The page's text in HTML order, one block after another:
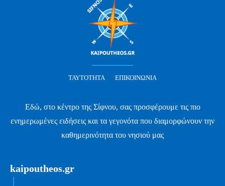
ΤΑΥΤΌΤΗΤΑ ΕΠΙΚΟΙΝΩΝΊΑ
Εδώ, στο κέντρο της Σίφνου, σας προσφέρουμε τις πιο
ενημερωμένες ειδήσεις και τα γεγονότα που διαμορφώνουν την
καθημερινότητα του νησιού μας
kaipoutheos.gr